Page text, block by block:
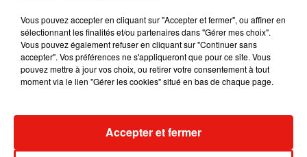
Karol G dévoile la tracklist de
son nouvel album… avec des
invités...
Au Guatemala, le volcan de
Fuego entre en éruption
Vous pouvez accepter en cliquant sur "Accepter et fermer", ou affiner en
sélectionnant les finalités et/ou partenaires dans "Gérer mes choix".
Vous pouvez également refuser en cliquant sur "Continuer sans
accepter". Vos préférences ne s'appliqueront que pour ce site. Vous
pouvez mettre à jour vos choix, ou retirer votre consentement à tout
moment via le lien "Gérer les cookies" situé en bas de chaque page.
Accepter et fermer